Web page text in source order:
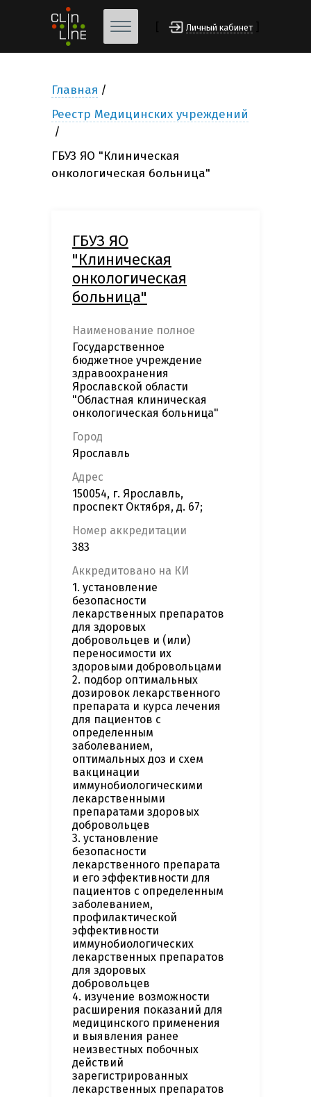
Личный кабинет
Главная
Реестр Медицинских учреждений
ГБУЗ ЯО "Клиническая
онкологическая больница"
ГБУЗ ЯО
"Клиническая
онкологическая
больница"
Наименование полное
Государственное
бюджетное учреждение
здравоохранения
Ярославской области
"Областная клиническая
онкологическая больница"
Город
Ярославль
Адрес
150054, г. Ярославль,
проспект Октября, д. 67;
Номер аккредитации
383
Аккредитовано на КИ
1. установление
безопасности
лекарственных препаратов
для здоровых
добровольцев и (или)
переносимости их
здоровыми добровольцами
2. подбор оптимальных
дозировок лекарственного
препарата и курса лечения
для пациентов с
определенным
заболеванием,
оптимальных доз и схем
вакцинации
иммунобиологическими
лекарственными
препаратами здоровых
добровольцев
3. установление
безопасности
лекарственного препарата
и его эффективности для
пациентов с определенным
заболеванием,
профилактической
эффективности
иммунобиологических
лекарственных препаратов
для здоровых
добровольцев
4. изучение возможности
расширения показаний для
медицинского применения
и выявления ранее
неизвестных побочных
действий
зарегистрированных
лекарственных препаратов